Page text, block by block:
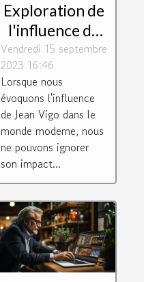
Exploration de
l'influence de
Jean Vigo dans
les
technologies
modernes, les
jeux et les
loisirs sur le
web
Vendredi 15 septembre
2023 16:46
Lorsque nous
évoquons l'influence
de Jean Vigo dans le
monde moderne, nous
ne pouvons ignorer
son impact...